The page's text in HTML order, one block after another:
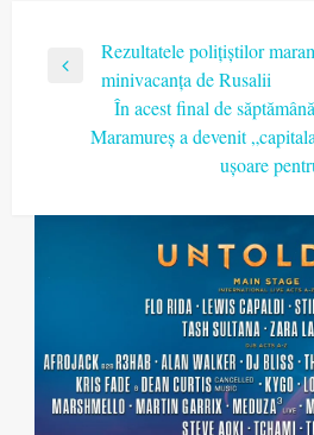
Navigare
articole
Previous
Rezultatele polițiștilor
minivacanța de Rusalii
În acest final de
Maramureș a devenit
ușoare